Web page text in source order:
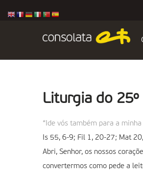
Liturgia do
“Ide vós também para a minha
Is 55, 6-9; Fil 1, 20-27; Mat
Abri, Senhor, os nossos
convertermos como pede a